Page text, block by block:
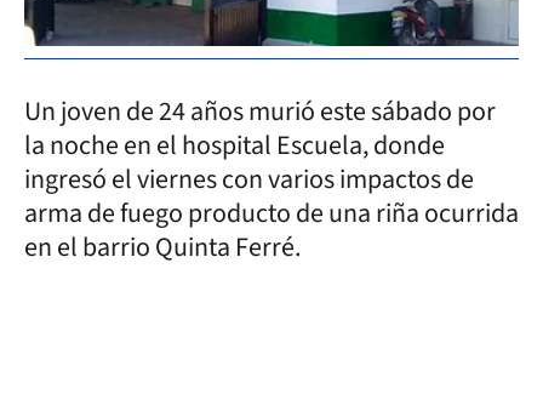
Un joven de 24 años murió este sábado por
la noche en el hospital Escuela, donde
ingresó el viernes con varios impactos de
arma de fuego producto de una riña ocurrida
en el barrio Quinta Ferré.